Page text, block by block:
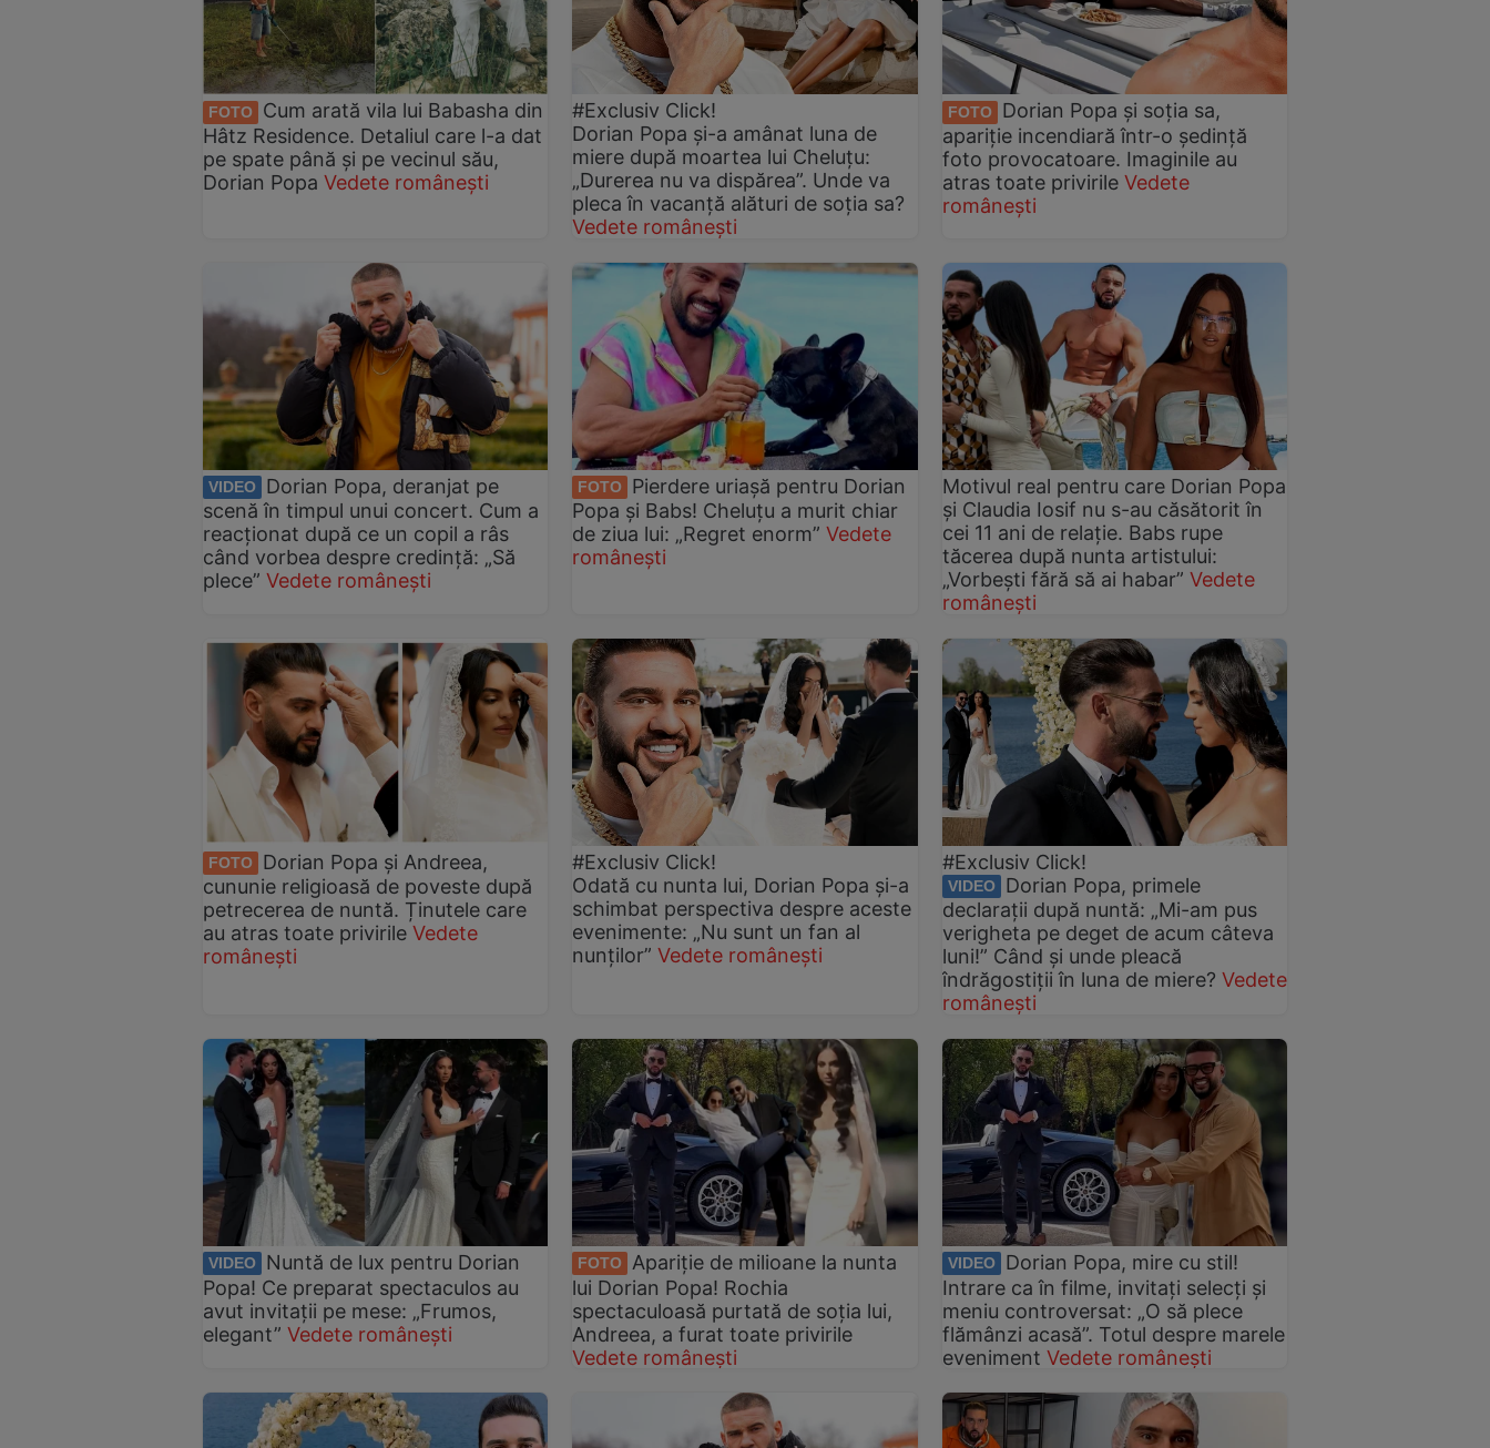
FOTO
Cum arată vila lui Babasha din
Hâtz Residence. Detaliul care l-a dat
pe spate până și pe vecinul său,
Dorian Popa Vedete românești
#Exclusiv Click!
Dorian Popa și-a amânat luna de
miere după moartea lui Cheluțu:
„Durerea nu va dispărea”. Unde va
pleca în vacanță alături de soția sa?
Vedete românești
FOTO
Dorian Popa și soția sa,
apariție incendiară într-o ședință
foto provocatoare. Imaginile au
atras toate privirile Vedete
românești
VIDEO
Dorian Popa, deranjat pe
scenă în timpul unui concert. Cum a
reacționat după ce un copil a râs
când vorbea despre credință: „Să
plece” Vedete românești
FOTO
Pierdere uriașă pentru Dorian
Popa și Babs! Cheluțu a murit chiar
de ziua lui: „Regret enorm” Vedete
românești
Motivul real pentru care Dorian Popa
și Claudia Iosif nu s-au căsătorit în
cei 11 ani de relație. Babs rupe
tăcerea după nunta artistului:
„Vorbești fără să ai habar” Vedete
românești
FOTO
Dorian Popa și Andreea,
cununie religioasă de poveste după
petrecerea de nuntă. Ținutele care
au atras toate privirile Vedete
românești
#Exclusiv Click!
Odată cu nunta lui, Dorian Popa și-a
schimbat perspectiva despre aceste
evenimente: „Nu sunt un fan al
nunților” Vedete românești
#Exclusiv Click!
VIDEO
Dorian Popa, primele
declarații după nuntă: „Mi-am pus
verigheta pe deget de acum câteva
luni!” Când și unde pleacă
îndrăgostiții în luna de miere? Vedete
românești
VIDEO
Nuntă de lux pentru Dorian
Popa! Ce preparat spectaculos au
avut invitații pe mese: „Frumos,
elegant” Vedete românești
FOTO
Apariție de milioane la nunta
lui Dorian Popa! Rochia
spectaculoasă purtată de soția lui,
Andreea, a furat toate privirile
Vedete românești
VIDEO
Dorian Popa, mire cu stil!
Intrare ca în filme, invitați selecți și
meniu controversat: „O să plece
flămânzi acasă”. Totul despre marele
eveniment Vedete românești